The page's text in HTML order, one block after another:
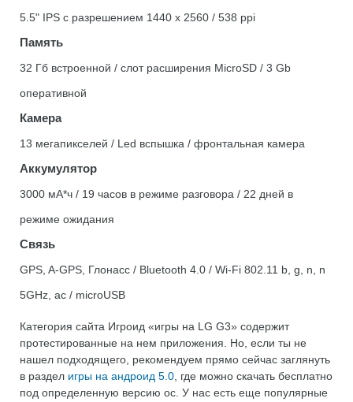
5.5" IPS с разрешением 1440 x 2560 / 538 ppi
Память
32 Гб встроенной / слот расширения MicroSD / 3 Gb
оперативной
Камера
13 мегапикселей / Led вспышка / фронтальная камера
Аккумулятор
3000 мА*ч / 19 часов в режиме разговора / 22 дней в
режиме ожидания
Связь
GPS, A-GPS, Глонасс / Bluetooth 4.0 / Wi-Fi 802.11 b, g, n, n
5GHz, ac / microUSB
Категория сайта Игроид «игры на LG G3» содержит
протестированные на нем приложения. Но, если ты не
нашел подходящего, рекомендуем прямо сейчас заглянуть
в раздел игры на андроид 5.0 , где можно скачать бесплатно
под определенную версию ос. У нас есть еще популярные